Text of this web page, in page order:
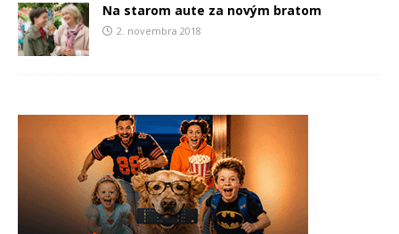
Na starom aute za novým bratom
2. novembra 2018